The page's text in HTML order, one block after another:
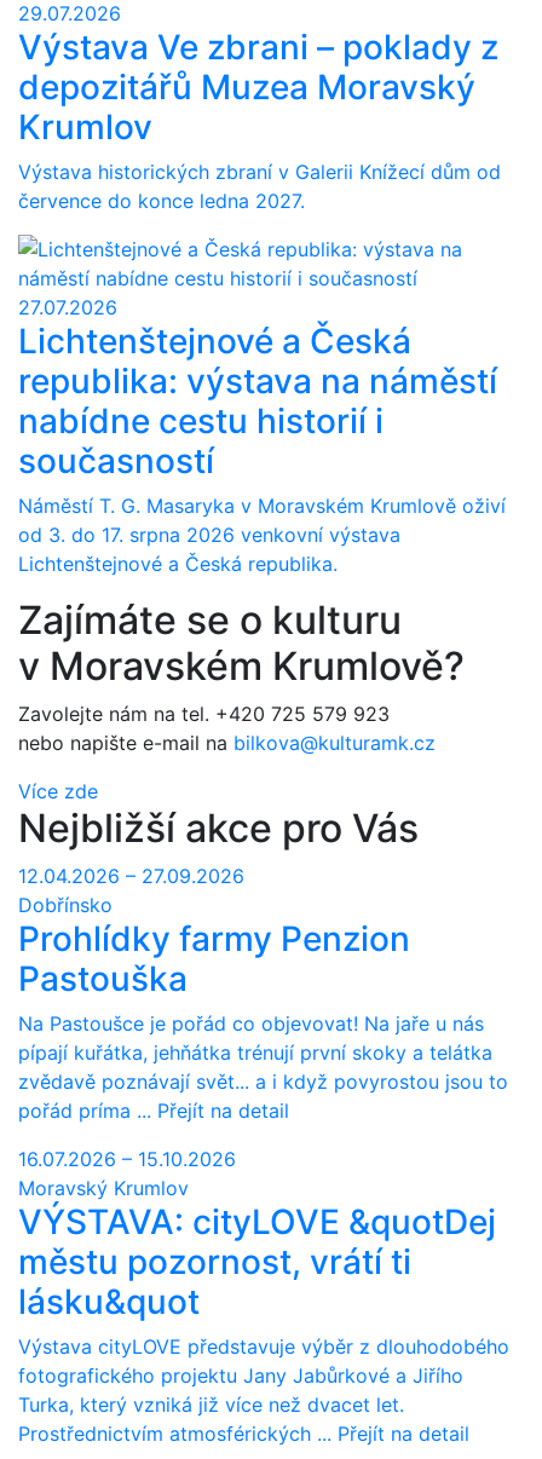
29.07.2026
Výstava Ve zbrani – poklady z
depozitářů Muzea Moravský
Krumlov
Výstava historických zbraní v Galerii Knížecí dům od
července do konce ledna 2027.
27.07.2026
Lichtenštejnové a Česká
republika: výstava na náměstí
nabídne cestu historií i
současností
Náměstí T. G. Masaryka v Moravském Krumlově oživí
od 3. do 17. srpna 2026 venkovní výstava
Lichtenštejnové a Česká republika.
Zajímáte se o kulturu
v Moravském Krumlově?
Zavolejte nám na tel. +420 725 579 923
nebo napište e-mail na bilkova@kulturamk.cz
Více zde
Nejbližší akce pro Vás
12.04.2026 – 27.09.2026
Dobřínsko
Prohlídky farmy Penzion
Pastouška
Na Pastoušce je pořád co objevovat! Na jaře u nás
pípají kuřátka, jehňátka trénují první skoky a telátka
zvědavě poznávají svět... a i když povyrostou jsou to
pořád príma ... Přejít na detail
16.07.2026 – 15.10.2026
Moravský Krumlov
VÝSTAVA: cityLOVE &quotDej
městu pozornost, vrátí ti
lásku&quot
Výstava cityLOVE představuje výběr z dlouhodobého
fotografického projektu Jany Jabůrkové a Jiřího
Turka, který vzniká již více než dvacet let.
Prostřednictvím atmosférických ... Přejít na detail